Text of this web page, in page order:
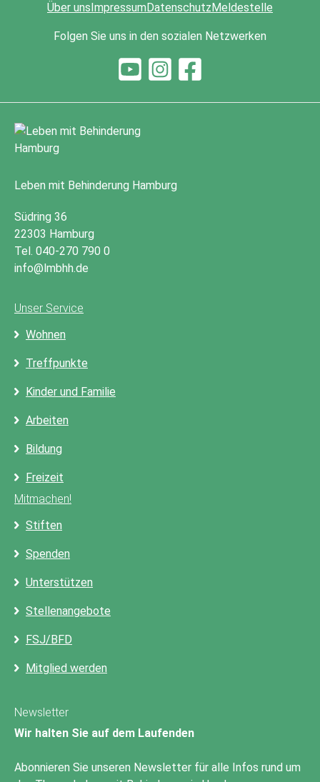
Über uns Impressum Datenschutz Meldestelle
Folgen Sie uns in den sozialen Netzwerken
Leben mit Behinderung Hamburg
Südring 36
22303 Hamburg
Tel. 040-270 790 0
info@lmbhh.de
Unser Service
Wohnen
Treffpunkte
Kinder und Familie
Arbeiten
Bildung
Freizeit
Mitmachen!
Stiften
Spenden
Unterstützen
Stellenangebote
FSJ/BFD
Mitglied werden
Newsletter
Wir halten Sie auf dem Laufenden
Abonnieren Sie unseren Newsletter für alle Infos rund um